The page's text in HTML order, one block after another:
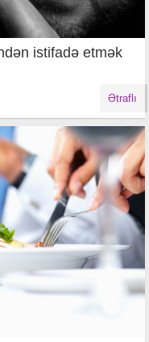
istifadə etmək
Ətraflı